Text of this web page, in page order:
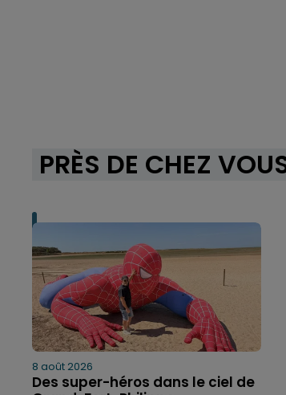
PRÈS DE CHEZ
8 août 2026
Des super-héros dans le ciel de